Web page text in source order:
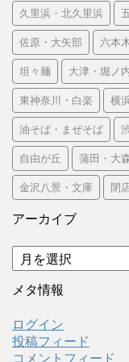
久里浜・北久里浜
佐原・大矢部 六本
坦々麺 大津・堀ノ
東神奈川・白楽 横
油そば・まぜそば
自由が丘 蒲田・大
金沢八景・文庫 閉
アーカイブ
ア
ー
カ
ブ
メタ情報
ログイン
投稿フィード
コメントフィード